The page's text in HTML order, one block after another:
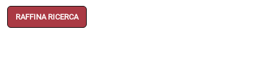
RAFFINA RICERCA